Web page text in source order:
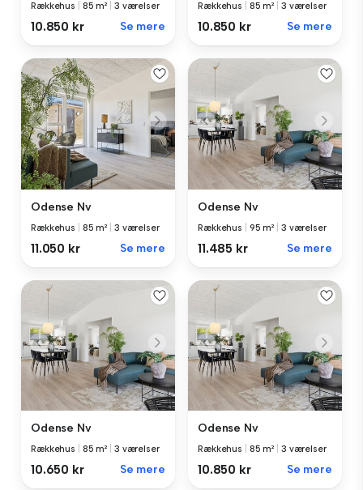
Rækkehus 85 m² 3 værelser
10.850 kr Se mere
Rækkehus 85 m² 3 værelser
10.850 kr Se mere
Odense Nv
Rækkehus 85 m² 3 værelser
11.050 kr Se mere
Odense Nv
Rækkehus 95 m² 3 værelser
11.485 kr Se mere
Odense Nv
Rækkehus 85 m² 3 værelser
10.650 kr Se mere
Odense Nv
Rækkehus 85 m² 3 værelser
10.850 kr Se mere